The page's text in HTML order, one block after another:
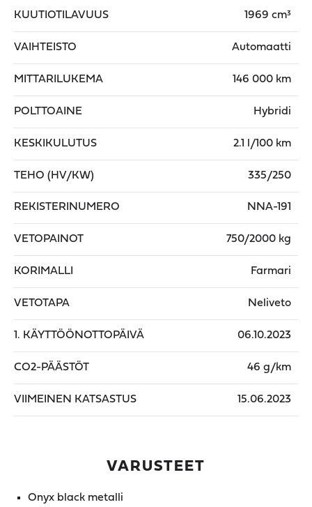
KUUTIOTILAVUUS 1969 cm³
VAIHTEISTO Automaatti
MITTARILUKEMA 146 000 km
POLTTOAINE Hybridi
KESKIKULUTUS 2.1 l/100 km
TEHO (HV/KW) 335/250
REKISTERINUMERO NNA-191
VETOPAINOT 750/2000 kg
KORIMALLI Farmari
VETOTAPA Neliveto
1. KÄYTTÖÖNOTTOPÄIVÄ 06.10.2023
CO2-PÄÄSTÖT 46 g/km
VIIMEINEN KATSASTUS 15.06.2023
VARUSTEET
Onyx black metalli